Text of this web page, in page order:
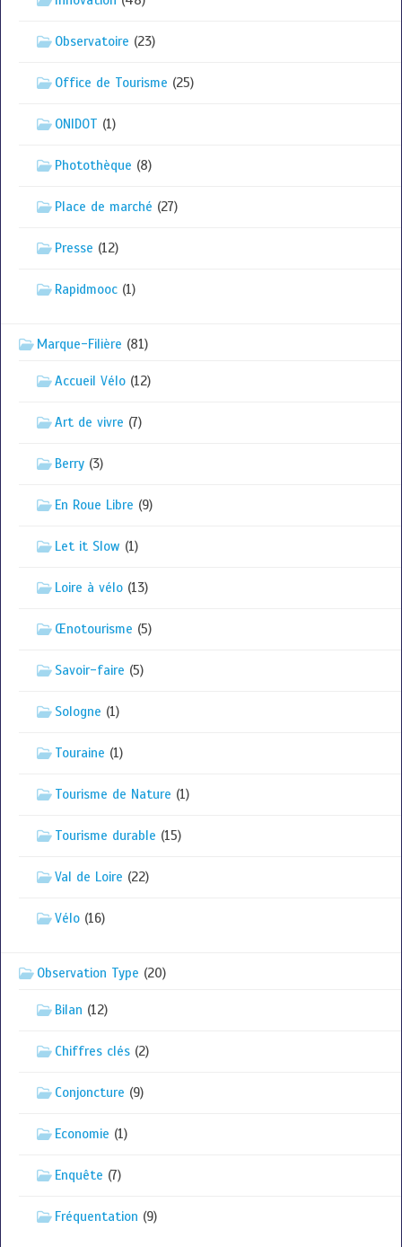
Observatoire (23)
Office de Tourisme (25)
ONIDOT (1)
Photothèque (8)
Place de marché (27)
Presse (12)
Rapidmooc (1)
Marque-Filière (81)
Accueil Vélo (12)
Art de vivre (7)
Berry (3)
En Roue Libre (9)
Let it Slow (1)
Loire à vélo (13)
Œnotourisme (5)
Savoir-faire (5)
Sologne (1)
Touraine (1)
Tourisme de Nature (1)
Tourisme durable (15)
Val de Loire (22)
Vélo (16)
Observation Type (20)
Bilan (12)
Chiffres clés (2)
Conjoncture (9)
Economie (1)
Enquête (7)
Fréquentation (9)